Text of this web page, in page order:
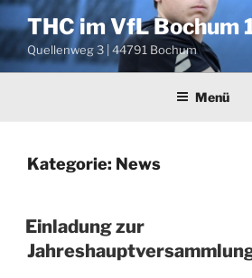
Zum
Inhalt
springen
THC im VfL Bochum
Quellenweg 3 | 44791 Bochum
Menü
Kategorie: News
VERÖFFENTLICHT
AM
Einladung zur